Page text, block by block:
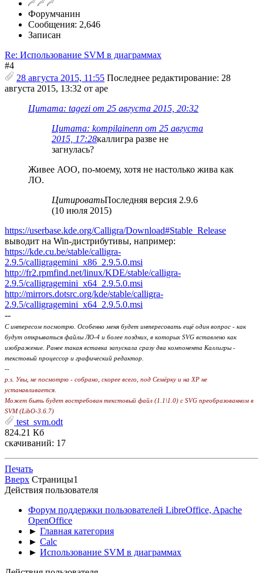
Форумчанин
Сообщения: 2,646
Записан
Re: Использование SVM в диаграммах
#4
28 августа 2015, 11:55 Последнее редактирование: 28
августа 2015, 13:32 от ape
Цитата: tagezi от 25 августа 2015, 20:32
Цитата: kompilainenn от 25 августа
2015, 17:28каллигра разве не
загнулась?
Живее АОО, по-моему, хотя не настолько жива как
ЛО.
ЦитироватьПоследняя версия 2.9.6
(10 июля 2015)
https://userbase.kde.org/Calligra/Download#Stable_Release
выводит на Win-дистрибутивы, например:
https://kde.cu.be/stable/calligra-
2.9.5/calligragemini_x86_2.9.5.0.msi
http://fr2.rpmfind.net/linux/KDE/stable/calligra-
2.9.5/calligragemini_x64_2.9.5.0.msi
http://mirrors.dotsrc.org/kde/stable/calligra-
2.9.5/calligragemini_x64_2.9.5.0.msi
--
С интересом посмотрю. Особенно меня будет интересовать ещё один вопрос - как
будут открываться файлы ЛО-4 и более поздних, в которых SVG вставлено как
изображение. Ранее такая вставка запускала сразу два компонента Каллигры -
текстовый процессор и графический редактор.
--
p.s. Увы, не посмотрю - собрано, скорее всего, под Семёрку и на ХР не
устанавливается.
Может быть будет востребован текстовый файл (1.1\1.0) с SVG преобразованном в
SVM (LibO-3.6.7)
test_svm.odt
824.21 Кб
скачиваний: 17
Печать
Вверх Страницы1
Действия пользователя
Форум поддержки пользователей LibreOffice, Apache
OpenOffice
► Главная категория
► Calc
► Использование SVM в диаграммах